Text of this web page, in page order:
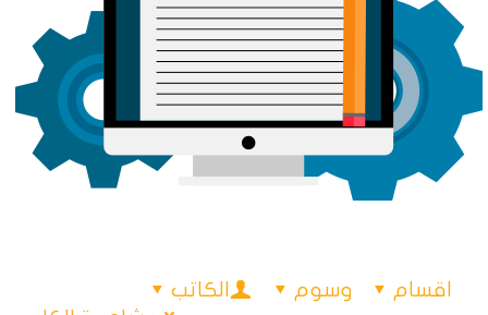
اقسام وسوم
الكاتب